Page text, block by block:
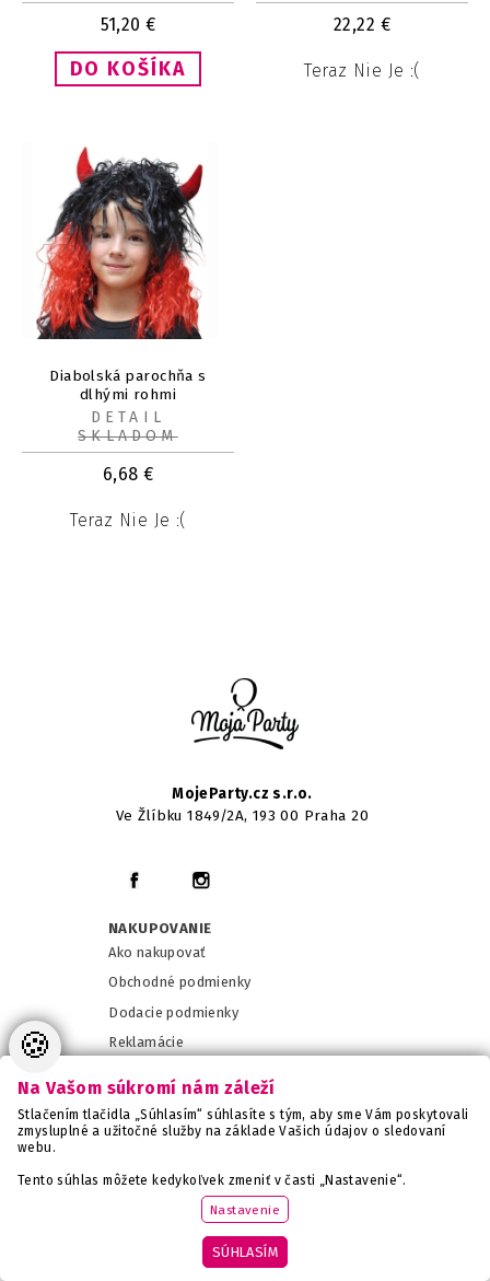
51,20 € 22,22 €
Teraz Nie Je :(
Diabolská parochňa s
dlhými rohmi
6,68 €
Teraz Nie Je :(
DETAIL
SKLADOM
MojeParty.cz s.r.o.
Ve Žlíbku 1849/2A, 193 00 Praha 20
NAKUPOVANIE
Ako nakupovať
Obchodné podmienky
Dodacie podmienky
Reklamácie
ZAUJÍMA VÁS
Zásady pre ochranu OÚ
🍪
Na Vašom súkromí nám záleží
Stlačením tlačidla „Súhlasím“ súhlasíte s tým, aby sme Vám poskytovali
zmysluplné a užitočné služby na základe Vašich údajov o sledovaní
webu.
Tento súhlas môžete kedykoľvek zmeniť v časti „Nastavenie“.
Nastavenie
SÚHLASÍM